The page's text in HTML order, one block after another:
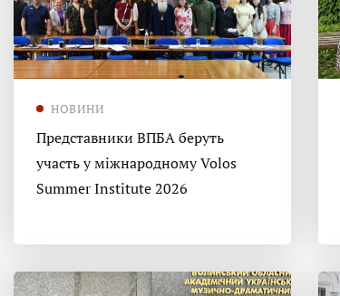
НОВИНИ
Представники ВПБА беруть
участь у міжнародному Volos
Summer Institute 2026